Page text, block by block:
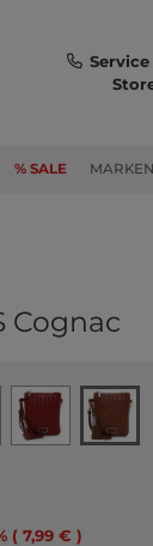
% SALE MARKEN
Service
Cognac
( 7,99 € )